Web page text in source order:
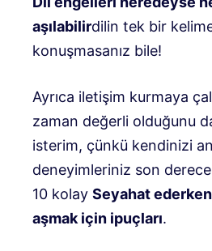
aşılabilirdilin tek bir
konuşmasanız bile!
Ayrıca iletişim kurmaya
zaman değerli olduğunu
isterim, çünkü kendinizi
deneyimleriniz son
10 kolay Seyahat
aşmak için ipuçları.